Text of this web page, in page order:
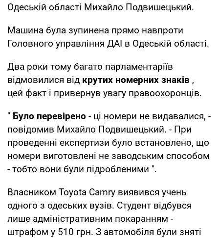
Одеській області Михайло Подвишецький.
Машина була зупинена прямо навпроти
Головного управління ДАІ в Одеській області.
Два роки тому багато парламентаріїв
відмовилися від крутих номерних знаків ,
цей факт і привернув увагу правоохоронців.
" Було перевірено - ці номери не видавалися, -
повідомив Михайло Подвишецький. - При
проведенні експертизи було встановлено, що
номери виготовлені не заводським способом
- тобто вони були підробленими ".
Власником Toyota Camry виявився учень
одного з одеських вузів. Студент відбувся
лише адміністративним покаранням -
штрафом у 510 грн. З автомобіля були зняті